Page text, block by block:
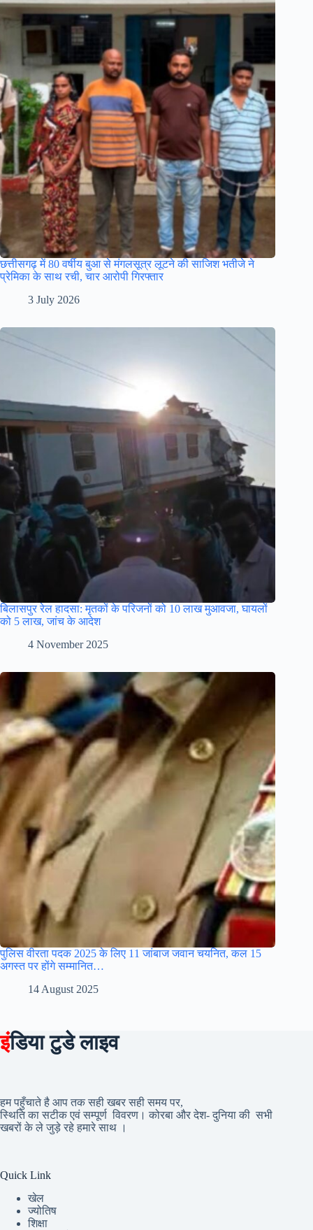
छत्तीसगढ़ में 80 वर्षीय बुआ से मंगलसूत्र लूटने की साजिश भतीजे ने
प्रेमिका के साथ रची, चार आरोपी गिरफ्तार
3 July 2026
बिलासपुर रेल हादसा: मृतकों के परिजनों को 10 लाख मुआवजा, घायलों
को 5 लाख, जांच के आदेश
4 November 2025
पुलिस वीरता पदक 2025 के लिए 11 जांबाज जवान चयनित, कल 15
अगस्त पर होंगे सम्मानित…
14 August 2025
इंडिया टुडे लाइव
हम पहुँचाते है आप तक सही खबर सही समय पर,
स्थिति का सटीक एवं सम्पूर्ण विवरण। कोरबा और देश- दुनिया की सभी
खबरों के ले जुड़े रहे हमारे साथ ।
Quick Link
खेल
ज्योतिष
शिक्षा